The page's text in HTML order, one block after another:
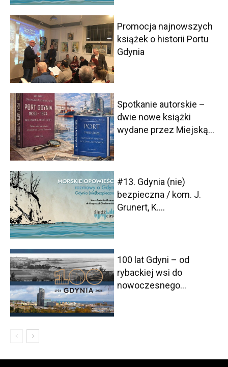
Promocja najnowszych
książek o historii Portu
Gdynia
Spotkanie autorskie –
dwie nowe książki
wydane przez Miejską...
#13. Gdynia (nie)
bezpieczna / kom. J.
Grunert, K....
100 lat Gdyni – od
rybackiej wsi do
nowoczesnego...